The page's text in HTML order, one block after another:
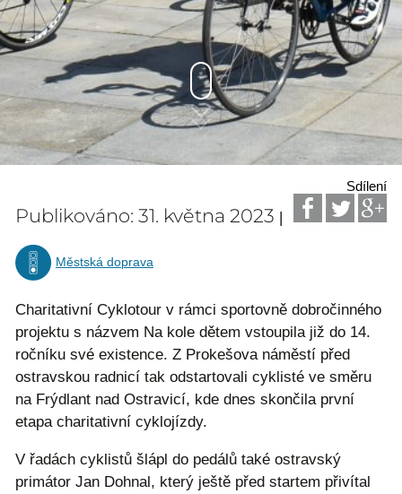
Sdílení
Publikováno: 31. května 2023 |
Městská doprava
Charitativní Cyklotour v rámci sportovně dobročinného
projektu s názvem Na kole dětem vstoupila již do 14.
ročníku své existence. Z Prokešova náměstí před
ostravskou radnicí tak odstartovali cyklisté ve směru
na Frýdlant nad Ostravicí, kde dnes skončila první
etapa charitativní cyklojízdy.
V řadách cyklistů šlápl do pedálů také ostravský
primátor Jan Dohnal, který ještě před startem přivítal